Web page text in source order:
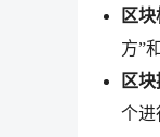
区
方”
区
个进